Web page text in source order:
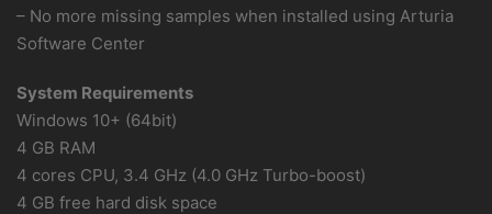
– No more missing samples when installed using Arturia
Software Center
System Requirements
Windows 10+ (64bit)
4 GB RAM
4 cores CPU, 3.4 GHz (4.0 GHz Turbo-boost)
4 GB free hard disk space